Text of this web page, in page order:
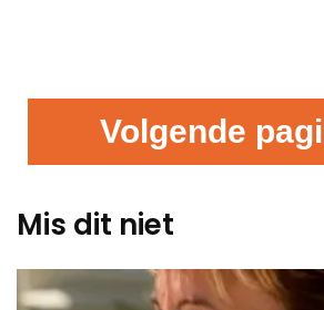
Volgende
Mis dit niet